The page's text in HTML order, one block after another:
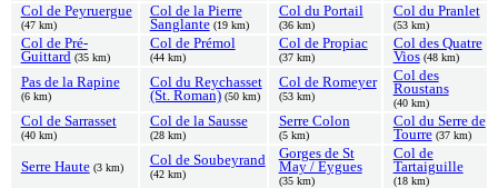
Col de Peyruergue
(47 km)
Col de la Pierre
Sanglante (19 km)
Col du Portail
(36 km)
Col du Pranlet
(53 km)
Col de Pré-
Guittard (35 km)
Col de Prémol
(44 km)
Col de Propiac
(37 km)
Col des Quatre
Vios (48 km)
Pas de la Rapine
(6 km)
Col du Reychasset
(St. Roman) (50 km)
Col de Romeyer
(53 km)
Col des
Roustans
(40 km)
Col de Sarrasset
(40 km)
Col de la Sausse
(28 km)
Serre Colon
(5 km)
Col du Serre de
Tourre (37 km)
Serre Haute (3 km) Col de Soubeyrand
(42 km)
Gorges de St
May / Eygues
(35 km)
Col de
Tartaiguille
(18 km)